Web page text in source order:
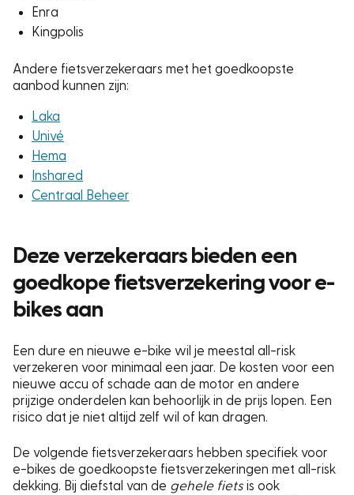
Enra
Kingpolis
Andere fietsverzekeraars met het goedkoopste
aanbod kunnen zijn:
Laka
Univé
Hema
Inshared
Centraal Beheer
Deze verzekeraars bieden een
goedkope fietsverzekering voor e-
bikes aan
Een dure en nieuwe e-bike wil je meestal all-risk
verzekeren voor minimaal een jaar. De kosten voor een
nieuwe accu of schade aan de motor en andere
prijzige onderdelen kan behoorlijk in de prijs lopen. Een
risico dat je niet altijd zelf wil of kan dragen.
De volgende fietsverzekeraars hebben specifiek voor
e-bikes de goedkoopste fietsverzekeringen met all-risk
dekking. Bij diefstal van de gehele fiets is ook